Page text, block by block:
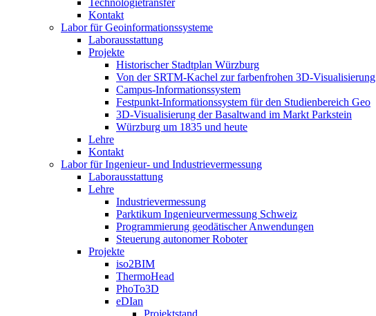
Technologietransfer
Kontakt
Labor für Geoinformationssysteme
Laborausstattung
Projekte
Historischer Stadtplan Würzburg
Von der SRTM-Kachel zur farbenfrohen 3D-Visualisierung
Campus-Informationssystem
Festpunkt-Informationssystem für den Studienbereich Geo
3D-Visualisierung der Basaltwand im Markt Parkstein
Würzburg um 1835 und heute
Lehre
Kontakt
Labor für Ingenieur- und Industrievermessung
Laborausstattung
Lehre
Industrievermessung
Parktikum Ingenieurvermessung Schweiz
Programmierung geodätischer Anwendungen
Steuerung autonomer Roboter
Projekte
iso2BIM
ThermoHead
PhoTo3D
eDIan
Projektstand